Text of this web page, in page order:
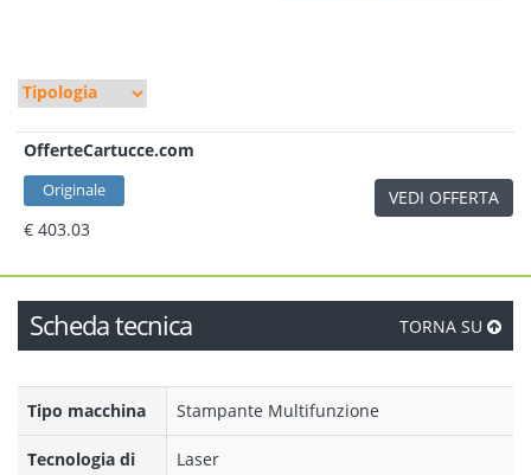
OfferteCartucce.com
Originale
€ 403.03
VEDI OFFERTA
Scheda tecnica TORNA SU
Tipo macchina Stampante Multifunzione
Tecnologia di
Laser